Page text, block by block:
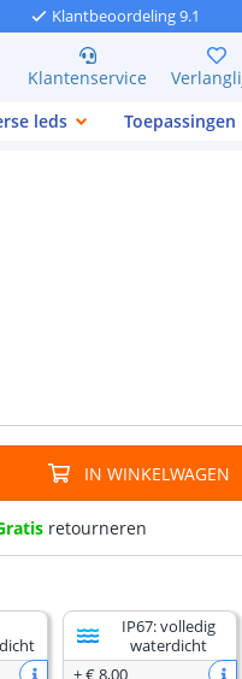
Klantbeoordeling 9.1
Klantenservice
leds Toepassingen
IN WINKELWAGEN
retourneren
IP67: volledig
waterdicht
+€ 8,00